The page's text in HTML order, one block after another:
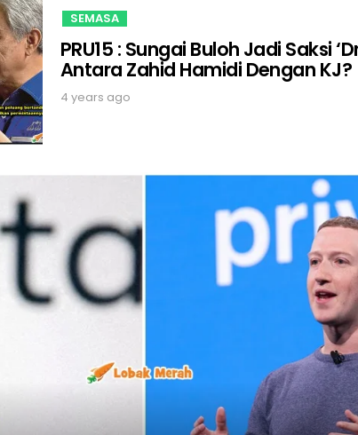
SEMASA
PRU15 : Sungai Buloh Jadi Saksi
Antara Zahid Hamidi Dengan KJ?
4 years ago